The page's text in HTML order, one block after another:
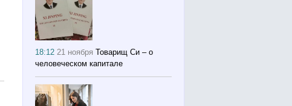
18:1221 ноября Товарищ Си – о
человеческом капитале